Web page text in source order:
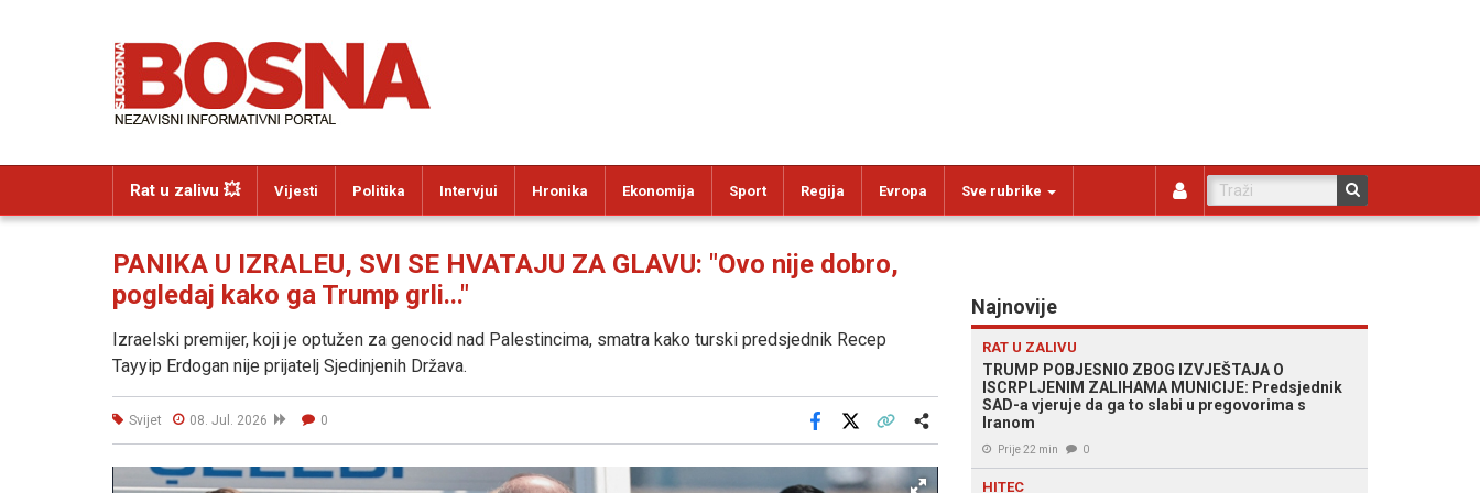
Rat u zalivu 💥 Vijesti Politika Intervjui Hronika Ekonomija Sport Regija Evropa Sve rubrike
PANIKA U IZRALEU, SVI SE HVATAJU ZA GLAVU: "Ovo nije dobro,
pogledaj kako ga Trump grli..."
Izraelski premijer, koji je optužen za genocid nad Palestincima, smatra kako turski predsjednik Recep
Tayyip Erdogan nije prijatelj Sjedinjenih Država.
Svijet 08. Jul. 2026 0
Facebook
Najnovije
RAT U ZALIVU
TRUMP POBJESNIO ZBOG IZVJEŠTAJA O
ISCRPLJENIM ZALIHAMA MUNICIJE: Predsjednik
SAD-a vjeruje da ga to slabi u pregovorima s
Iranom
Prije 22 min 0
HITEC